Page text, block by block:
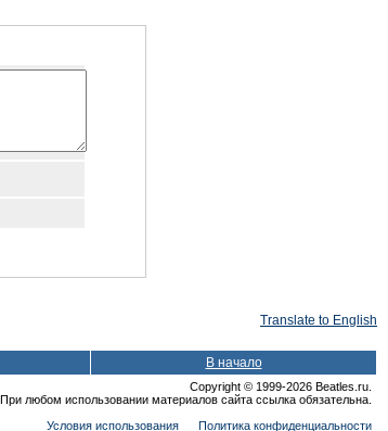
Translate to English
В начало
Copyright © 1999-2026 Beatles.ru.
При любом использовании материалов сайта ссылка обязательна.
Условия использования
Политика конфиденциальности